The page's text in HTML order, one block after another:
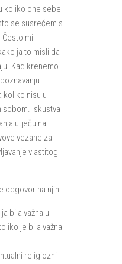
koliko one sebe
se susrećem s
mi
ja to misli da
Kad krenemo
koliko nisu u
sobom. Iskustva
utječu na
vezane za
vlastitog
odgovor na njih:
bila važna u
je bila važna
religiozni